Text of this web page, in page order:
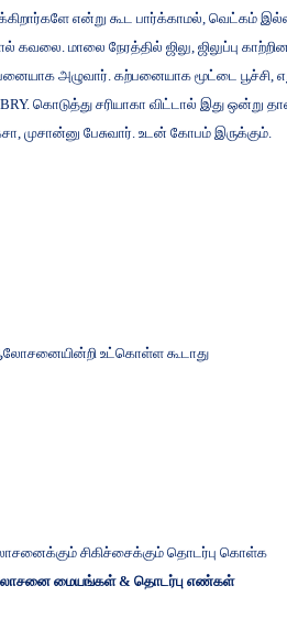
என்று கூட பார்க்காமல், வெட்கம்
கவலை. மாலை நேரத்தில் ஜிலு, ஜிலுப்பு
அழுவார். கற்பனையாக மூட்டை பூச்சி,
கொடுத்து சரியாகா விட்டால் இது ஒன்று
, முசான்னு பேசுவார். உடன் கோபம் இருக்கும்.
உட்கொள்ள கூடாது
சிகிச்சைக்கும் தொடர்பு கொள்க
மையங்கள்& தொடர்பு எண்கள்